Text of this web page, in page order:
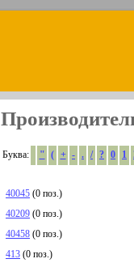
Буква: " ( + - . / ? 0 1
40045 (0 поз.)
40209 (0 поз.)
40458 (0 поз.)
413 (0 поз.)